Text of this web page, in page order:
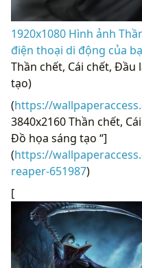
1920x1080 Hình ảnh
điện thoại di động của
Thần chết, Cái chết, Đầu
tạo)
(https://
3840x2160 Thần chết,
Đồ họa sáng tạo “]
(https://
reaper-651987)
[